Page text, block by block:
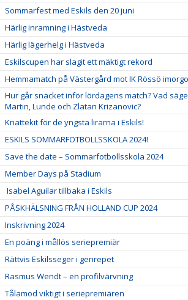
Sommarfest med Eskils den 20 juni
Härlig inramning i Hästveda
Härlig lägerhelg i Hästveda
Eskilscupen har slagit ett mäktigt rekord
Hemmamatch på Västergård mot IK Rössö
Hur går snacket inför lördagens match? Vad
Martin, Lunde och Zlatan Krizanovic?
Knattekit för de yngsta lirarna i Eskils!
ESKILS SOMMARFOTBOLLSSKOLA 2024!
Save the date – Sommarfotbollsskola 2024
Member Days på Stadium
Isabel Aguilar tillbaka i Eskils
PÅSKHÄLSNING FRÅN HOLLAND CUP 2024
Inskrivning 2024
En poäng i mållös seriepremiär
Rättvis Eskilsseger i genrepet
Rasmus Wendt – en profilvärvning
Tålamod viktigt i seriepremiären